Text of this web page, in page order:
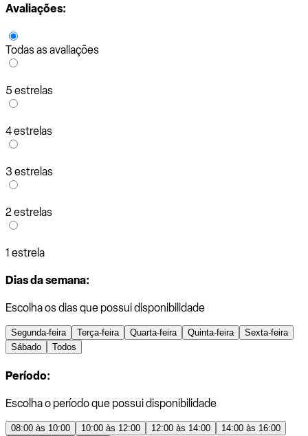
Avaliações:
Todas as avaliações
5 estrelas
4 estrelas
3 estrelas
2 estrelas
1 estrela
Dias da semana:
Escolha os dias que possui disponibilidade
Segunda-feira Terça-feira Quarta-feira Quinta-feira
Sexta-feira
Sábado
Todos
Período:
Escolha o período que possui disponibilidade
08:00 às 10:00 10:00 às 12:00 12:00 às 14:00
14:00 às 16:00